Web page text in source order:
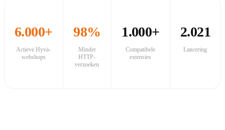
6.000+
Actieve Hyvä-
webshops
98%
Minder
HTTP-
verzoeken
1.000+
Compatibele
extensies
2.021
Lancering